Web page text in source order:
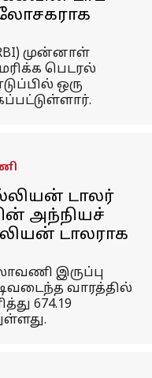
முன்னாள்
பெடரல்
ஒரு
டாலர்
அந்நியச்
டாலராக
இருப்பு
வாரத்தில்
674.19